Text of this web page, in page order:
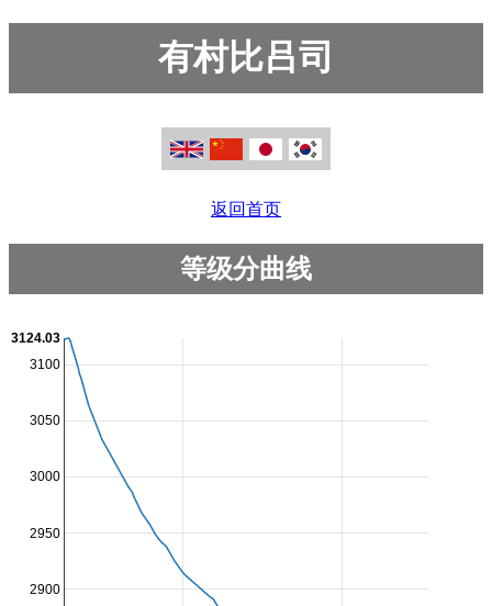
有村比吕司
返回首页
等级分曲线
2900
2950
3000
3050
3100
3124.03